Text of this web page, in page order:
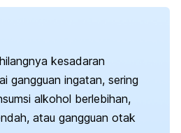
kesadaran
gangguan ingatan, sering
alkohol berlebihan,
atau gangguan otak